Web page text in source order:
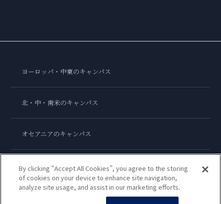
ヨーロッパ・中東のキャンパス
北・中・南米のキャンパス
オセアニアのキャンパス
アジアのキャンパス
ル・コルドン・ブルー・インターナショナル
By clicking “Accept All Cookies”, you agree to the storing
of cookies on your device to enhance site navigation,
analyze site usage, and assist in our marketing efforts.